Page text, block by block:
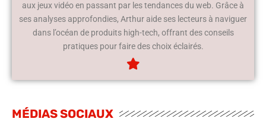
aux jeux vidéo en passant par les tendances du web. Grâce à
ses analyses approfondies, Arthur aide ses lecteurs à naviguer
dans l’océan de produits high-tech, offrant des conseils
pratiques pour faire des choix éclairés.
MÉDIAS SOCIAUX